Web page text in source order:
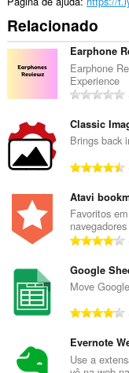
Relacionado
Earphone
Earphone
Experience
t
e
l
i
Classic
Brings back
e
r
t
Atavi
Favoritos
e
t
Google
Move
Evernote
Use a